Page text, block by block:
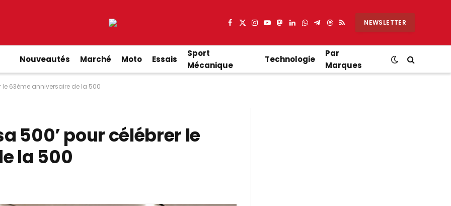
Facebook
X
Instagram
YouTube
Mastodon
LinkedIn
WhatsApp
Partager
Telegram
Threads
RSS NEWSLETTER
Nouveautés Marché Moto Essais
Sport
Mécanique
Technologie
Par
Marques
le 63ème anniversaire de la 500
500’ pour célébrer le
la 500